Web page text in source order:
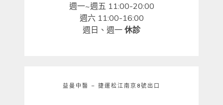
週一~週五 11:00-20:00
週六 11:00-16:00
週日、週一 休診
益曼中醫 – 捷運松江南京8號出口